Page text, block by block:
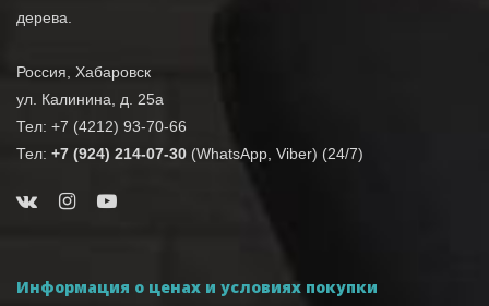
дерева.
Россия, Хабаровск
ул. Калинина, д. 25а
Тел: +7 (4212) 93-70-66
Тел: +7 (924) 214-07-30 (WhatsApp, Viber) (24/7)
Информация о ценах и условиях покупки